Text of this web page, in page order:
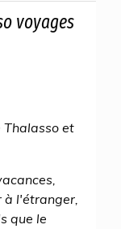
voyages
Thalasso et
à l'étranger,
que le